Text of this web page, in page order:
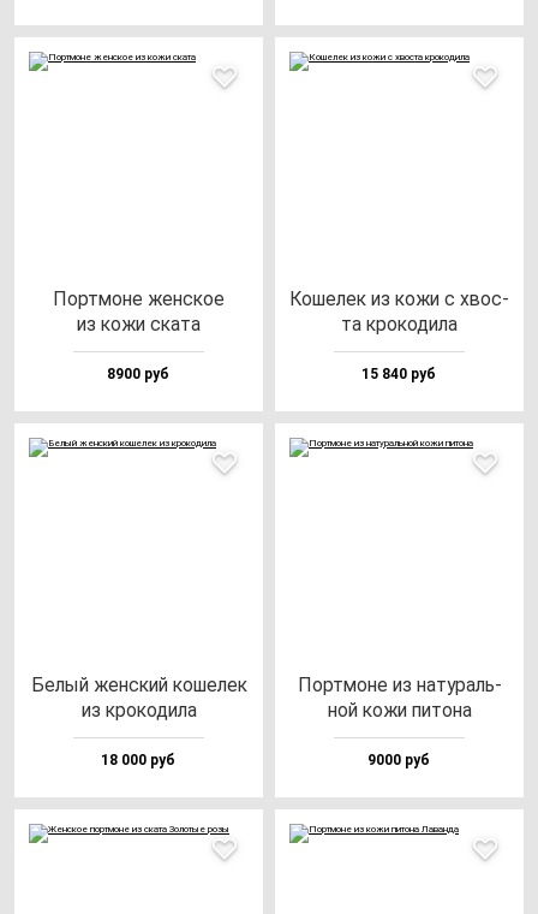
Пор­тмо­не жен­ское
из ко­жи ска­та
8900 руб
Коше­лек из ко­жи с хвос­
та кро­ко­ди­ла
15 840 руб
Белый жен­ский ко­ше­лек
из кро­ко­ди­ла
18 000 руб
Пор­тмо­не из на­ту­раль­
ной ко­жи пи­то­на
9000 руб